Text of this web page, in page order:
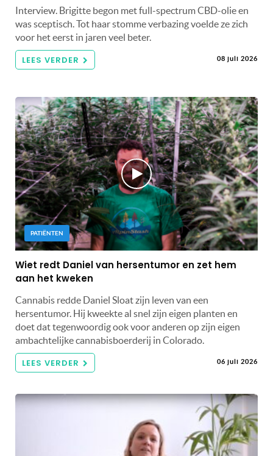
Interview. Brigitte begon met full-spectrum CBD-olie en
was sceptisch. Tot haar stomme verbazing voelde ze zich
voor het eerst in jaren veel beter.
LEES VERDER 08 juli 2026
PATIËNTEN
Wiet redt Daniel van hersentumor en zet hem
aan het kweken
Cannabis redde Daniel Sloat zijn leven van een
hersentumor. Hij kweekte al snel zijn eigen planten en
doet dat tegenwoordig ook voor anderen op zijn eigen
ambachtelijke cannabisboerderij in Colorado.
LEES VERDER 06 juli 2026